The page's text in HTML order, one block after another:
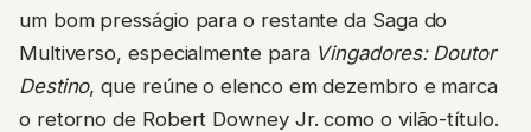
um bom presságio para o restante da Saga do
Multiverso, especialmente para Vingadores: Doutor
Destino, que reúne o elenco em dezembro e marca
o retorno de Robert Downey Jr. como o vilão-título.